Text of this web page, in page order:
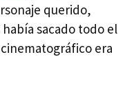
querido,
sacado todo el
era